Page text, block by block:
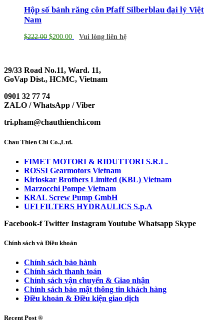
Hộp số bánh răng côn Pfaff Silberblau đại lý Việt
Nam
$222.00 $200.00 Vui lòng liên hệ
29/33 Road No.11, Ward. 11,
GoVap Dist., HCMC, Vietnam
0901 32 77 74
ZALO / WhatsApp / Viber
tri.pham@chauthienchi.com
Chau Thien Chi Co.,Ltd.
FIMET MOTORI & RIDUTTORI S.R.L.
ROSSI Gearmotors Vietnam
Kirloskar Brothers Limited (KBL) Vietnam
Marzocchi Pompe Vietnam
KRAL Screw Pump GmbH
UFI FILTERS HYDRAULICS S.p.A
Facebook-f Twitter InstagramYoutube Whatsapp Skype
Chính sách và Điều khoản
Chính sách bảo hành
Chính sách thanh toán
Chính sách vận chuyển & Giao nhận
Chính sách bảo mật thông tin khách hàng
Điều khoản & Điều kiện giao dịch
Recent Post ®